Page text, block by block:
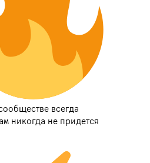
всегда
никогда не придется